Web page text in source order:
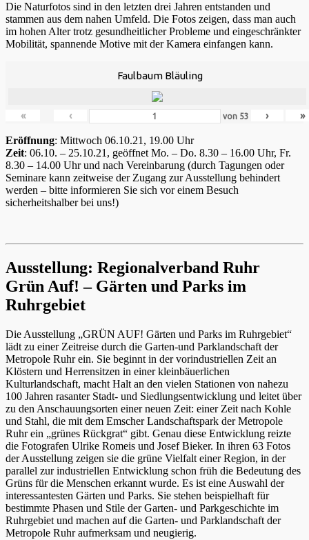
Die Naturfotos sind in den letzten drei Jahren entstanden und
stammen aus dem nahen Umfeld. Die Fotos zeigen, dass man auch
im hohen Alter trotz gesundheitlicher Probleme und eingeschränkter
Mobilität, spannende Motive mit der Kamera einfangen kann.
Faulbaum Bläuling
« ‹ von 53 › »
Eröffnung: Mittwoch 06.10.21, 19.00 Uhr
Zeit: 06.10. – 25.10.21, geöffnet Mo. – Do. 8.30 – 16.00 Uhr, Fr.
8.30 – 14.00 Uhr und nach Vereinbarung (durch Tagungen oder
Seminare kann zeitweise der Zugang zur Ausstellung behindert
werden – bitte informieren Sie sich vor einem Besuch
sicherheitshalber bei uns!)
Ausstellung: Regionalverband Ruhr
Grün Auf! – Gärten und Parks im
Ruhrgebiet
Die Ausstellung „GRÜN AUF! Gärten und Parks im Ruhrgebiet“
lädt zu einer Zeitreise durch die Garten-und Parklandschaft der
Metropole Ruhr ein. Sie beginnt in der vorindustriellen Zeit an
Klöstern und Herrensitzen in einer kleinbäuerlichen
Kulturlandschaft, macht Halt an den vielen Stationen von nahezu
100 Jahren rasanter Stadt- und Siedlungsentwicklung und leitet über
zu den Anschauungsorten einer neuen Zeit: einer Zeit nach Kohle
und Stahl, die mit dem Emscher Landschaftspark der Metropole
Ruhr ein „grünes Rückgrat“ gibt. Genau diese Entwicklung reizte
die Fotografen Ulrike Romeis und Josef Bieker. In ihren 63 Fotos
der Ausstellung zeigen sie die grüne Vielfalt einer Region, in der
parallel zur industriellen Entwicklung schon früh die Bedeutung des
Grüns für die Menschen erkannt wurde. Es ist eine Auswahl der
interessantesten Gärten und Parks. Sie stehen beispielhaft für
bestimmte Phasen und Stile der Garten- und Parkgeschichte im
Ruhrgebiet und machen auf die Garten- und Parklandschaft der
Metropole Ruhr aufmerksam und neugierig.